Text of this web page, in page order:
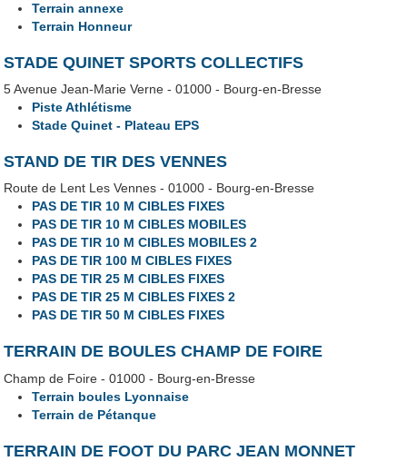
Terrain annexe
Terrain Honneur
STADE QUINET SPORTS COLLECTIFS
5 Avenue Jean-Marie Verne - 01000 - Bourg-en-Bresse
Piste Athlétisme
Stade Quinet - Plateau EPS
STAND DE TIR DES VENNES
Route de Lent Les Vennes - 01000 - Bourg-en-Bresse
PAS DE TIR 10 M CIBLES FIXES
PAS DE TIR 10 M CIBLES MOBILES
PAS DE TIR 10 M CIBLES MOBILES 2
PAS DE TIR 100 M CIBLES FIXES
PAS DE TIR 25 M CIBLES FIXES
PAS DE TIR 25 M CIBLES FIXES 2
PAS DE TIR 50 M CIBLES FIXES
TERRAIN DE BOULES CHAMP DE FOIRE
Champ de Foire - 01000 - Bourg-en-Bresse
Terrain boules Lyonnaise
Terrain de Pétanque
TERRAIN DE FOOT DU PARC JEAN MONNET